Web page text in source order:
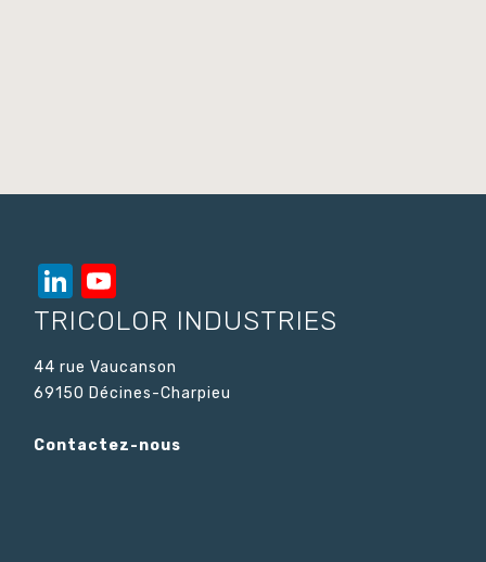
LinkedIn
Channel
TRICOLOR INDUSTRIES
44 rue Vaucanson
69150 Décines-Charpieu
Contactez-nous